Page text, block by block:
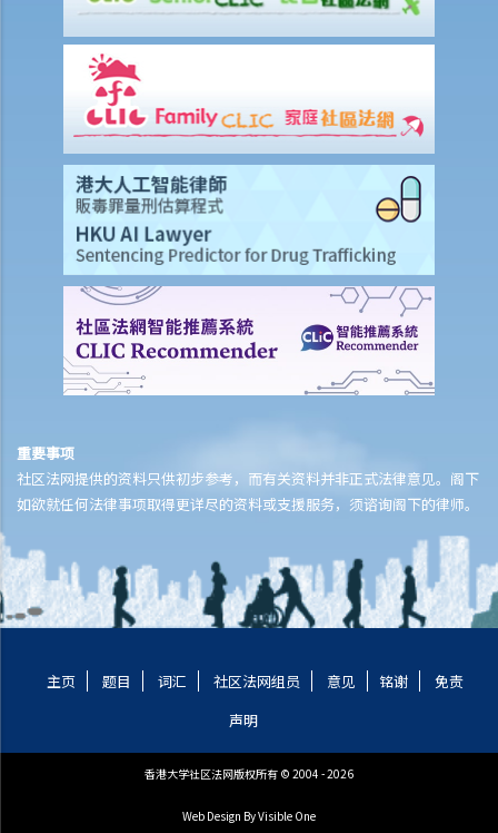
重要事项
社区法网提供的资料只供初步参考，而有关资料并非正式法律意见。阁下
如欲就任何法律事项取得更详尽的资料或支援服务，须谘询阁下的律师。
主页 题目 词汇 社区法网组员 意见 铭谢
免责
声明
香港大学社区法网版权所有 © 2004 - 2026
Web Design By Visible One